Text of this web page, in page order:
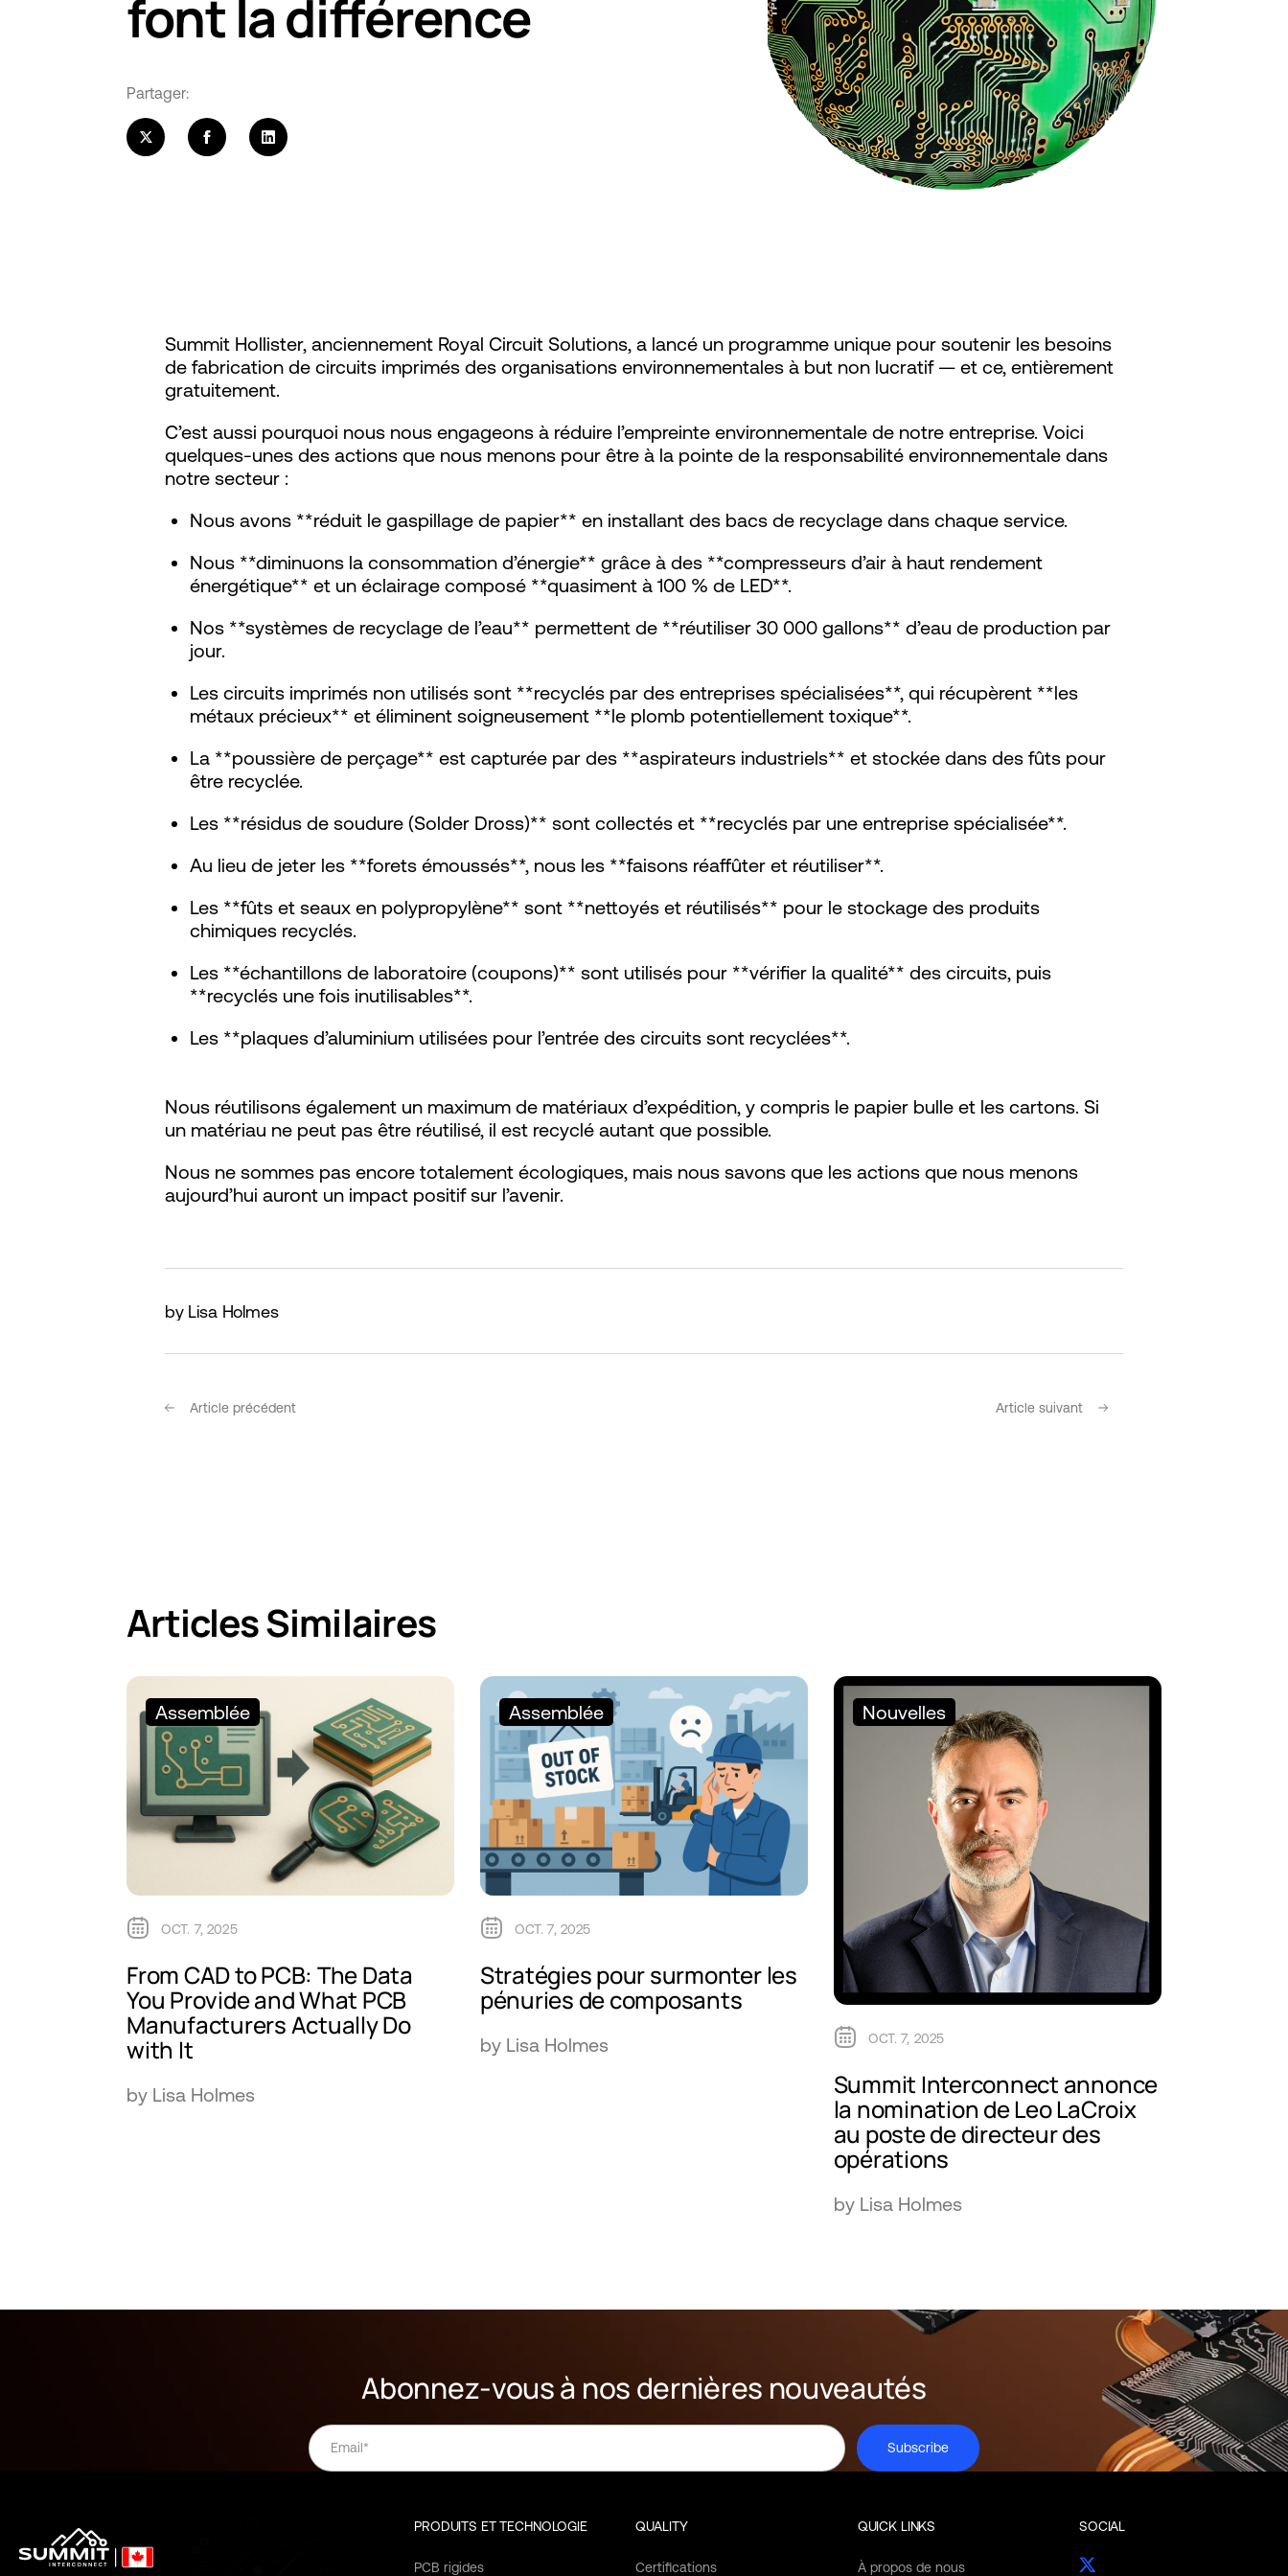
font la différence
Partager:
Summit Hollister, anciennement Royal Circuit Solutions, a lancé un programme unique pour soutenir les besoins
de fabrication de circuits imprimés des organisations environnementales à but non lucratif — et ce, entièrement
gratuitement.
C’est aussi pourquoi nous nous engageons à réduire l’empreinte environnementale de notre entreprise. Voici
quelques-unes des actions que nous menons pour être à la pointe de la responsabilité environnementale dans
notre secteur :
Nous avons **réduit le gaspillage de papier** en installant des bacs de recyclage dans chaque service.
Nous **diminuons la consommation d’énergie** grâce à des **compresseurs d’air à haut rendement
énergétique** et un éclairage composé **quasiment à 100 % de LED**.
Nos **systèmes de recyclage de l’eau** permettent de **réutiliser 30 000 gallons** d’eau de production par
jour.
Les circuits imprimés non utilisés sont **recyclés par des entreprises spécialisées**, qui récupèrent **les
métaux précieux** et éliminent soigneusement **le plomb potentiellement toxique**.
La **poussière de perçage** est capturée par des **aspirateurs industriels** et stockée dans des fûts pour
être recyclée.
Les **résidus de soudure (Solder Dross)** sont collectés et **recyclés par une entreprise spécialisée**.
Au lieu de jeter les **forets émoussés**, nous les **faisons réaffûter et réutiliser**.
Les **fûts et seaux en polypropylène** sont **nettoyés et réutilisés** pour le stockage des produits
chimiques recyclés.
Les **échantillons de laboratoire (coupons)** sont utilisés pour **vérifier la qualité** des circuits, puis
**recyclés une fois inutilisables**.
Les **plaques d’aluminium utilisées pour l’entrée des circuits sont recyclées**.
Nous réutilisons également un maximum de matériaux d’expédition, y compris le papier bulle et les cartons. Si
un matériau ne peut pas être réutilisé, il est recyclé autant que possible.
Nous ne sommes pas encore totalement écologiques, mais nous savons que les actions que nous menons
aujourd’hui auront un impact positif sur l’avenir.
by Lisa Holmes
Article précédent Article suivant
Articles Similaires
Assemblée
OCT. 7, 2025
From CAD to PCB: The Data
You Provide and What PCB
Manufacturers Actually Do
with It
by Lisa Holmes
Assemblée
OCT. 7, 2025
Stratégies pour surmonter les
pénuries de composants
by Lisa Holmes
Nouvelles
OCT. 7, 2025
Summit Interconnect annonce
la nomination de Leo LaCroix
au poste de directeur des
opérations
by Lisa Holmes
Abonnez-vous à nos dernières nouveautés
Subscribe
PRODUITS ET TECHNOLOGIE
PCB rigides
QUALITY
Certifications
QUICK LINKS
À propos de nous
SOCIAL